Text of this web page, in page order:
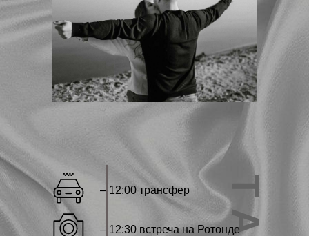
– 12:00 трансфер
– 12:30 встреча на Ротонде